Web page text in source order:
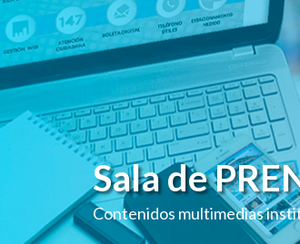
Sala de
Contenidos multimedias